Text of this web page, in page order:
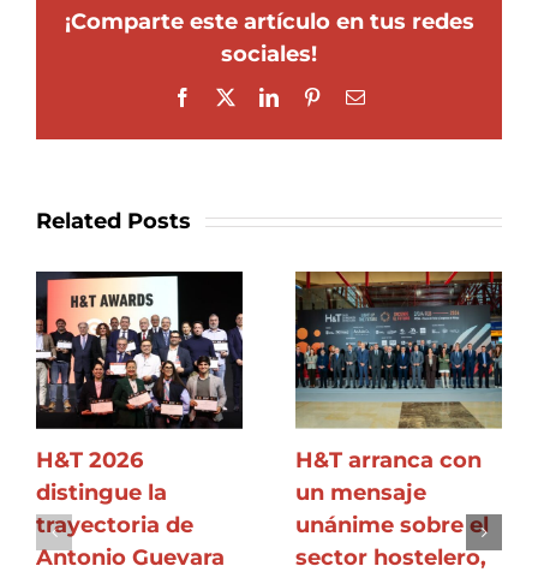
¡Comparte este artículo en tus redes
sociales!
Facebook LinkedInPinterestEmail
Related Posts
H&T 2026
distingue la
trayectoria de
Antonio Guevara
H&T arranca con
un mensaje
unánime sobre el
sector hostelero,